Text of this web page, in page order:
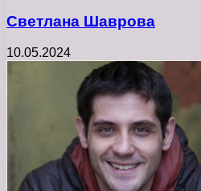
Светлана Шаврова
10.05.2024